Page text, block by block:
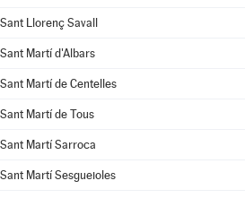
Sant Llorenç Savall
Sant Martí d'Albars
Sant Martí de Centelles
Sant Martí de Tous
Sant Martí Sarroca
Sant Martí Sesgueioles